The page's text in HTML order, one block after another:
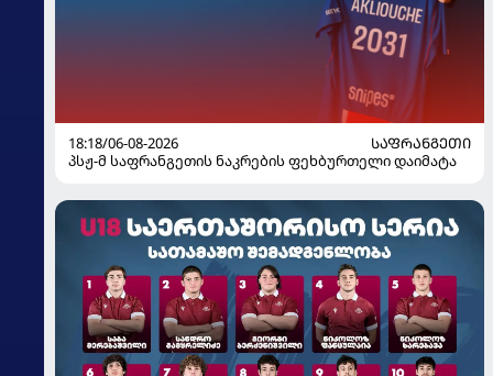
18:18/06-08-2026
ᲡᲐᲤᲠᲐᲜᲒᲔᲗᲘ
პსჟ-მ საფრანგეთის ნაკრების ფეხბურთელი დაიმატა